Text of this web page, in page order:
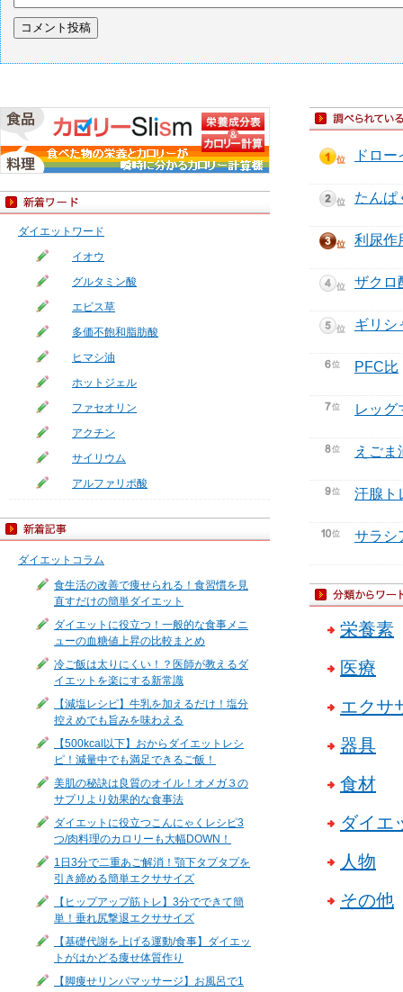
ダイエットワード
イオウ
グルタミン酸
エビス草
多価不飽和脂肪酸
ヒマシ油
ホットジェル
ファセオリン
アクチン
サイリウム
アルファリポ酸
ダイエットコラム
食生活の改善で痩せられる！食習慣を見
直すだけの簡単ダイエット
ダイエットに役立つ！一般的な食事メニ
ューの血糖値上昇の比較まとめ
冷ご飯は太りにくい！？医師が教えるダ
イエットを楽にする新常識
【減塩レシピ】牛乳を加えるだけ！塩分
控えめでも旨みを味わえる
【500kcal以下】おからダイエットレシ
ピ！減量中でも満足できるご飯！
美肌の秘訣は良質のオイル！オメガ３の
サプリより効果的な食事法
ダイエットに役立つこんにゃくレシピ3
つ/肉料理のカロリーも大幅DOWN！
1日3分で二重あご解消！顎下タプタプを
引き締める簡単エクササイズ
【ヒップアップ筋トレ】3分でできて簡
単！垂れ尻撃退エクササイズ
【基礎代謝を上げる運動/食事】ダイエッ
トがはかどる痩せ体質作り
【脚痩せリンパマッサージ】お風呂で1
ドロー
たんぱ
利尿作
ザクロ
ギリシ
PFC比
レッグ
えごま
汗腺ト
サラシ
栄養素
医療
エクサ
器具
食材
ダイエ
人物
その他